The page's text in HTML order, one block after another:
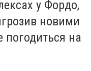
у Фордо,
новими
погодиться на